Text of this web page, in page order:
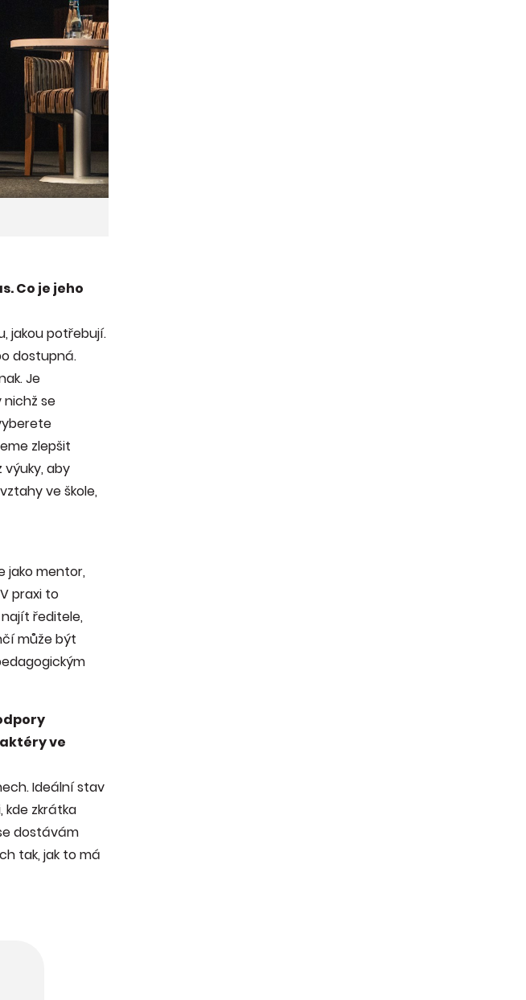
Co je jeho
jakou potřebují.
dostupná.
Je
nichž se
zlepšit
aby
ve škole,
jako mentor,
praxi to
ředitele,
může být
ve
Ideální stav
kde zkrátka
dostávám
tak, jak to má